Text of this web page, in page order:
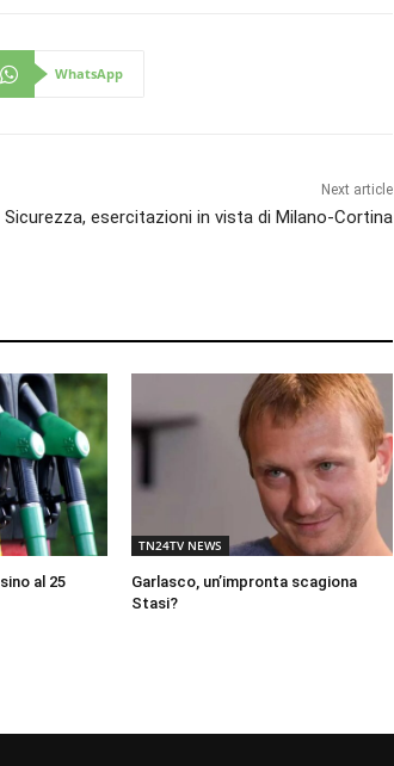
WhatsApp
Next article
Sicurezza, esercitazioni in vista di Milano-Cortina
al 25
TN24TV NEWS
Garlasco, un’impronta scagiona
Stasi?